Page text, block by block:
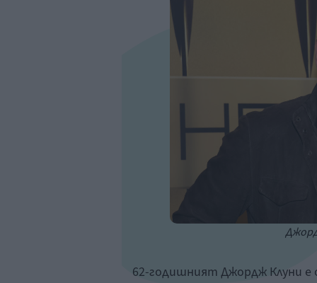
62-годишният Джордж Клуни